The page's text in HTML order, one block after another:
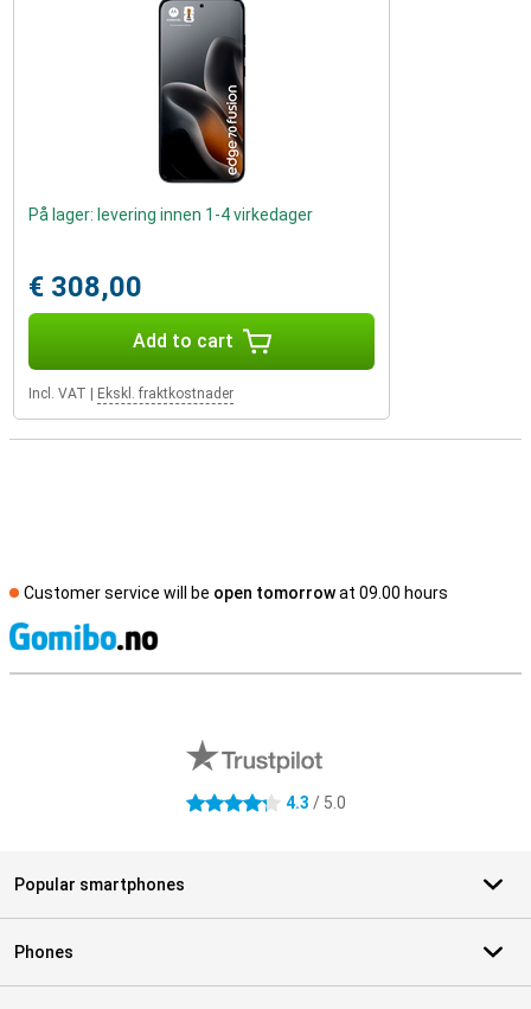
På lager: levering innen 1-4 virkedager
€ 308,00
Add to cart
Incl. VAT Ekskl. fraktkostnader
Customer service will be open tomorrowat 09.00 hours
4.3 stars 4.3 / 5.0
Popular smartphones
Phones